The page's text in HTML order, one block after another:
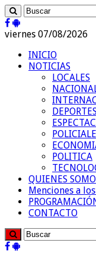
viernes 07/08/2026
INICIO
NOTICIAS
LOCALES
POLITICA
QUIENES
Menciones a
CONTACTO